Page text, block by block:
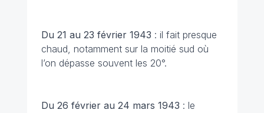
Du 21 au 23 février 1943 : il fait presque
chaud, notamment sur la moitié sud où
l’on dépasse souvent les 20°.
Du 26 février au 24 mars 1943 : le